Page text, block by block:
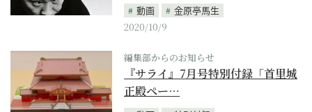
動画
金原亭馬生
2020/10/9
編集部からのお知らせ
『サライ』7月号特別付録「首里城
正殿ペー…